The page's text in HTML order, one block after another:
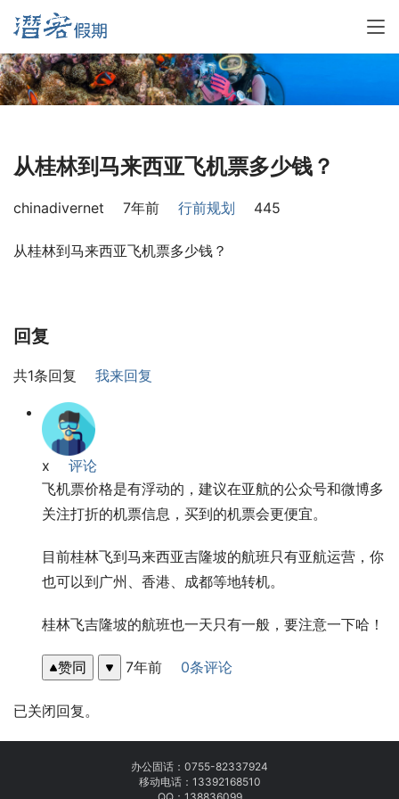
从桂林到马来西亚飞机票多少钱？
chinadivernet 7年前 行前规划 445
从桂林到马来西亚飞机票多少钱？
回复
共1条回复 我来回复
x
评论
飞机票价格是有浮动的，建议在亚航的公众号和微博多
关注打折的机票信息，买到的机票会更便宜。
目前桂林飞到马来西亚吉隆坡的航班只有亚航运营，你
也可以到广州、香港、成都等地转机。
桂林飞吉隆坡的航班也一天只有一般，要注意一下哈！
赞同 7年前 0条评论
已关闭回复。
办公固话： 0755-82337924
移动电话： 13392168510